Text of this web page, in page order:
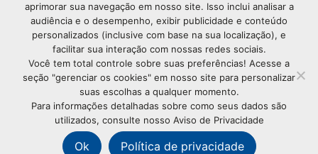
(41) 3320-
2929
© CopyrightAssociação Comercial do Paraná - Todos os
direitos reservados
76.583.004/0001-01
aprimorar sua navegação em nosso site. Isso inclui analisar a
audiência e o desempenho, exibir publicidade e conteúdo
personalizados (inclusive com base na sua localização), e
facilitar sua interação com nossas redes sociais.
Você tem total controle sobre suas preferências! Acesse a
seção "gerenciar os cookies" em nosso site para personalizar
suas escolhas a qualquer momento.
Para informações detalhadas sobre como seus dados são
utilizados, consulte nosso Aviso de Privacidade
Ok Política de privacidade